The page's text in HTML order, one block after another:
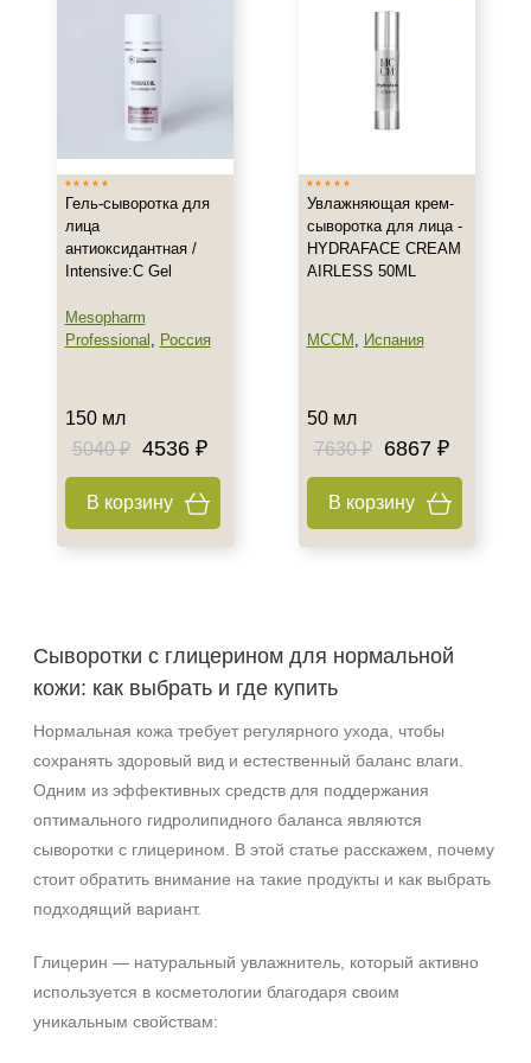
Назначение против
Воспаление
Показать еще
Применение
Под макияж
Результат
Защита
Защита от УФ-лучей
Показать еще
Область применения
Показать еще
1 шт
2 шт
20 мл
Показать еще
Ингредиенты
AHA-кислоты
Гель-сыворотка для
лица
антиоксидантная /
Intensive:C Gel
Mesopharm
Professional , Россия
150 мл
5040 ₽
4536 ₽
В корзину
Увлажняющая крем-
сыворотка для лица -
HYDRAFACE CREAM
AIRLESS 50ML
MCCM , Испания
50 мл
7630 ₽
6867 ₽
В корзину
Сыворотки с глицерином для нормальной
кожи: как выбрать и где купить
Нормальная кожа требует регулярного ухода, чтобы
сохранять здоровый вид и естественный баланс влаги.
Одним из эффективных средств для поддержания
оптимального гидролипидного баланса являются
сыворотки с глицерином. В этой статье расскажем, почему
стоит обратить внимание на такие продукты и как выбрать
подходящий вариант.
Глицерин — натуральный увлажнитель, который активно
используется в косметологии благодаря своим
уникальным свойствам: